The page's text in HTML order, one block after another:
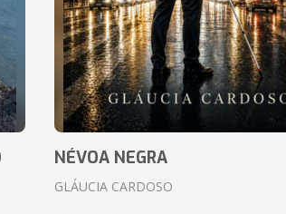
NÉVOA NEGRA
GLÁUCIA CARDOSO